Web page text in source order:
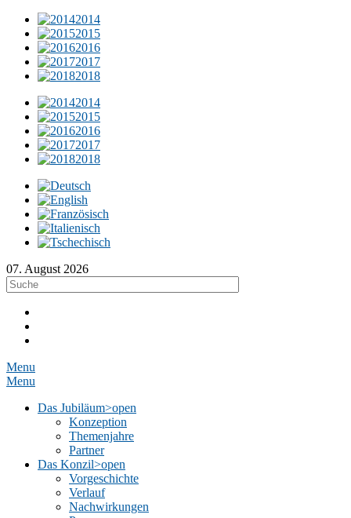
2014
2015
2016
2017
2018
2014
2015
2016
2017
2018
07. August 2026
Menu
Menu
Das Jubiläum>open
Konzeption
Themenjahre
Partner
Das Konzil>open
Vorgeschichte
Verlauf
Nachwirkungen